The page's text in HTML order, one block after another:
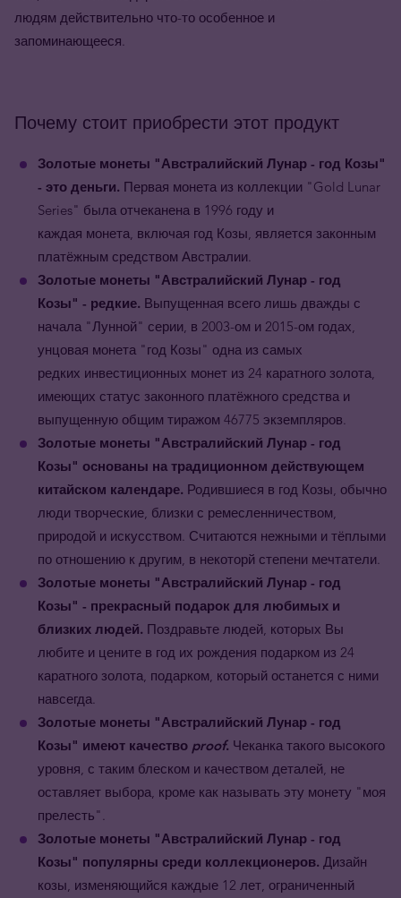
людям действительно что-то особенное и
запоминающееся.
Почему стоит приобрести этот продукт
Золотые монеты "Австралийский Лунар - год Козы"
- это деньги. Первая монета из коллекции "Gold Lunar
Series" была отчеканена в 1996 году и
каждая монета, включая год Козы, является законным
платёжным средством Австралии.
Золотые монеты "Австралийский Лунар - год
Козы" - редкие. Выпущенная всего лишь дважды с
начала "Лунной" серии, в 2003-ом и 2015-ом годах,
унцовая монета "год Козы" одна из самых
редких инвестиционных монет из 24 каратного золота,
имеющих статус законного платёжного средства и
выпущенную общим тиражом 46775 экземпляров.
Золотые монеты "Австралийский Лунар - год
Козы" основаны на традиционном действующем
китайском календаре. Родившиеся в год Козы, обычно
люди творческие, близки с ремесленничеством,
природой и искусством. Считаются нежными и тёплыми
по отношению к другим, в некоторй степени мечтатели.
Золотые монеты "Австралийский Лунар - год
Козы" - прекрасный подарок для любимых и
близких людей. Поздравьте людей, которых Вы
любите и цените в год их рождения подарком из 24
каратного золота, подарком, который останется с ними
навсегда.
Золотые монеты "Австралийский Лунар - год
Козы" имеют качество proof. Чеканка такого высокого
уровня, с таким блеском и качеством деталей, не
оставляет выбора, кроме как называть эту монету "моя
прелесть".
Золотые монеты "Австралийский Лунар - год
Козы" популярны среди коллекционеров. Дизайн
козы, изменяющийся каждые 12 лет, ограниченный